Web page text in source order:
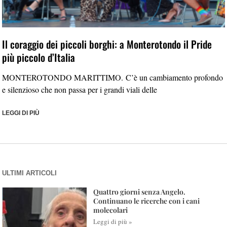
Il coraggio dei piccoli borghi: a Monterotondo il Pride
più piccolo d’Italia
MONTEROTONDO MARITTIMO. C’è un cambiamento profondo
e silenzioso che non passa per i grandi viali delle
LEGGI DI PIÙ
ULTIMI ARTICOLI
Quattro giorni senza Angelo.
Continuano le ricerche con i cani
molecolari
Leggi di più »